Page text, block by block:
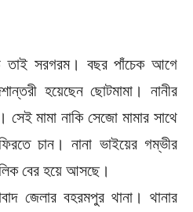
তাই সরগরম। বছর পাঁচেক আগে
হয়েছেন ছোটমামা। নানীর
সেই মামা নাকি সেজো মামার সাথে
চান। নানা ভাইয়ের গম্ভীর
বের হয়ে আসছে।
জেলার বহরমপুর থানা। থানার